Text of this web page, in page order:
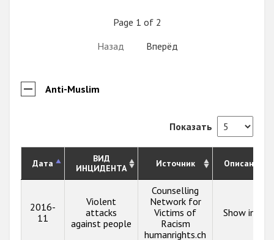
Page 1 of 2
Назад
Вперёд
Anti-Muslim
Показать
Дата
ВИД
ИНЦИДЕНТА
Источник Описание
2016-
11
Violent
attacks
against people
Counselling
Network for
Victims of
Racism
humanrights.ch
Show info